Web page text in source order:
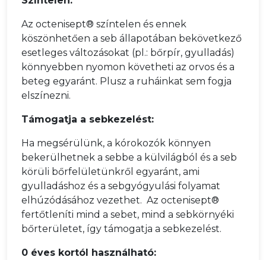
Az octenisept® színtelen és ennek
köszönhetően a seb állapotában bekövetkező
esetleges változásokat (pl.: bőrpír, gyulladás)
könnyebben nyomon követheti az orvos és a
beteg egyaránt. Plusz a ruháinkat sem fogja
elszínezni.
Támogatja a sebkezelést:
Ha megsérülünk, a kórokozók könnyen
bekerülhetnek a sebbe a külvilágból és a seb
körüli bőrfelületünkről egyaránt, ami
gyulladáshoz és a sebgyógyulási folyamat
elhúzódásához vezethet. Az octenisept®
fertőtleníti mind a sebet, mind a sebkörnyéki
bőrterületet, így támogatja a sebkezelést.
0 éves kortól használható: